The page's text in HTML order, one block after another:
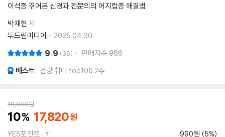
이석증 겪어본 신경과 전문의의 어지럼증 해결법
박재현 저
두드림미디어
2025.04.30.
9.9 36 판매지수 966
베스트 건강 취미 top100 2주
19,800원
10 17,820
YES포인트 990원 (5%)